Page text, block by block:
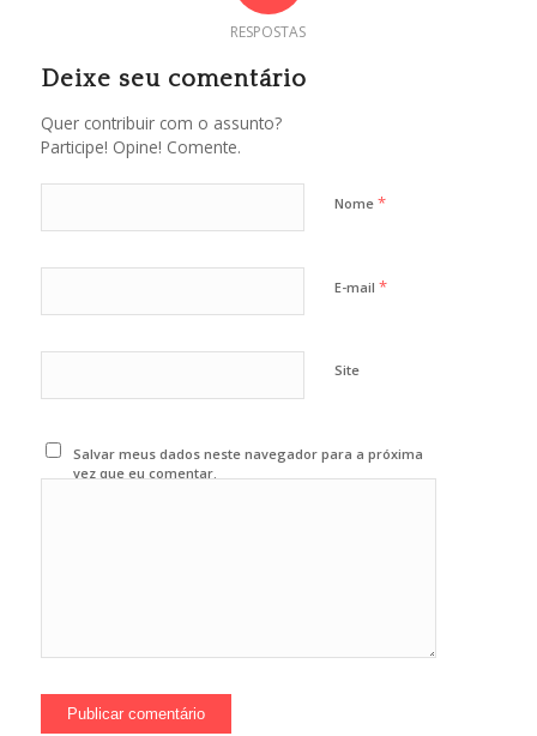
RESPOSTAS
Deixe seu comentário
Quer contribuir com o assunto?
Participe! Opine! Comente.
Nome *
E-mail *
Site
Salvar meus dados neste navegador para a próxima
vez que eu comentar.